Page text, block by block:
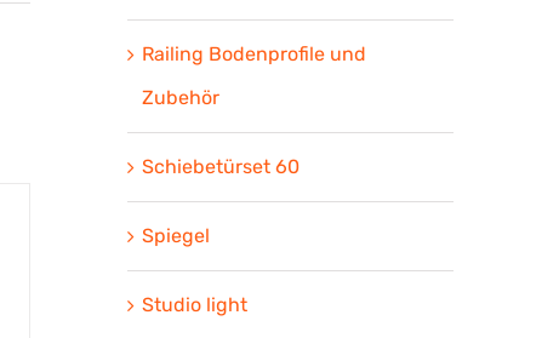
Railing Bodenprofile und
Zubehör
Schiebetürset 60
Spiegel
Studio light